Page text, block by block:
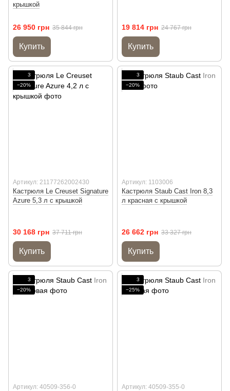
крышкой
26 950 грн 35 844 грн
Купить
19 814 грн 24 767 грн
Купить
3
−20%
Артикул: 21177262002430
Кастрюля Le Creuset Signature
Azure 5,3 л с крышкой
30 168 грн 37 711 грн
Купить
3
−20%
Артикул: 1103006
Кастрюля Staub Cast Iron 8,3
л красная с крышкой
26 662 грн 33 327 грн
Купить
3
−20%
Артикул: 40509-356-0
3
−25%
Артикул: 40509-355-0